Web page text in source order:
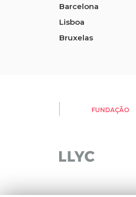
Barcelona
Lisboa
Bruxelas
FUNDAÇÃO